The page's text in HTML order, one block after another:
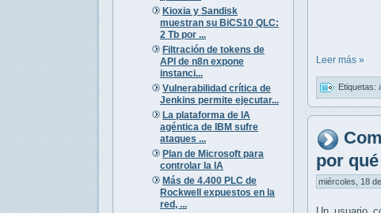
Kioxia y Sandisk
muestran su BiCS10 QLC:
2 Tb por ...
Filtración de tokens de
API de n8n expone
instanci...
Vulnerabilidad crítica de
Jenkins permite ejecutar...
La plataforma de IA
agéntica de IBM sufre
ataques ...
Plan de Microsoft para
controlar la IA
Más de 4.400 PLC de
Rockwell expuestos en la
red, ...
Leer más »
Etiquetas:
por
miércoles, 18